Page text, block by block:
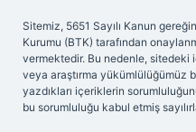
Sitemiz, 5651 Sayılı Kanun
Kurumu (BTK) tarafından
vermektedir. Bu nedenle,
veya araştırma yükümlülüğümüz
yazdıkları içeriklerin
bu sorumluluğu kabul etmiş